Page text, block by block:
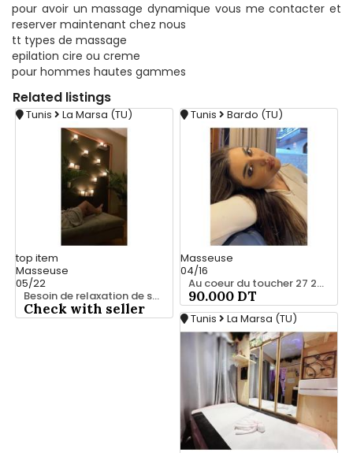
pour avoir un massage dynamique vous me contacter et
reserver maintenant chez nous
tt types de massage
epilation cire ou creme
pour hommes hautes gammes
Related listings
Tunis La Marsa (TU)
top item
Masseuse
05/22
Besoin de relaxation de se vider la tête ? 28 635 347
Check with seller
Tunis Bardo (TU)
Masseuse
04/16
Au coeur du toucher 27 221 122
90.000 DT
Tunis La Marsa (TU)